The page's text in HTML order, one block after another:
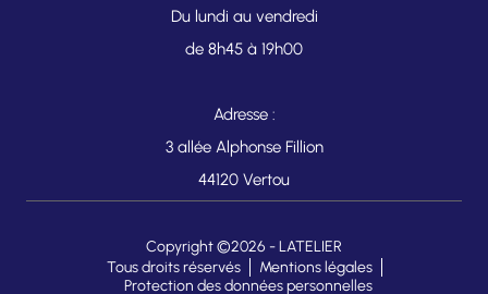
Du lundi au vendredi
de 8h45 à 19h00
Adresse :
3 allée Alphonse Fillion
44120 Vertou
Copyright ©2026 -LATELIER
Tous droits réservés
Mentions légales
Protection des données personnelles